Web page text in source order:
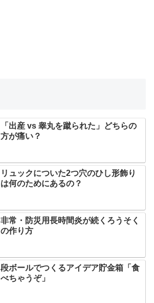
「出産 vs 睾丸を蹴られた」どちらの
方が痛い？
リュックについた2つ穴のひし形飾り
は何のためにあるの？
非常・防災用長時間炎が続くろうそく
の作り方
段ボールでつくるアイデア貯金箱「食
べちゃうぞ」